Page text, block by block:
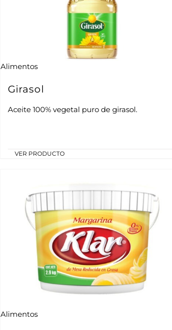
Alimentos
Girasol
Aceite 100% vegetal puro de girasol.
VER PRODUCTO
Alimentos